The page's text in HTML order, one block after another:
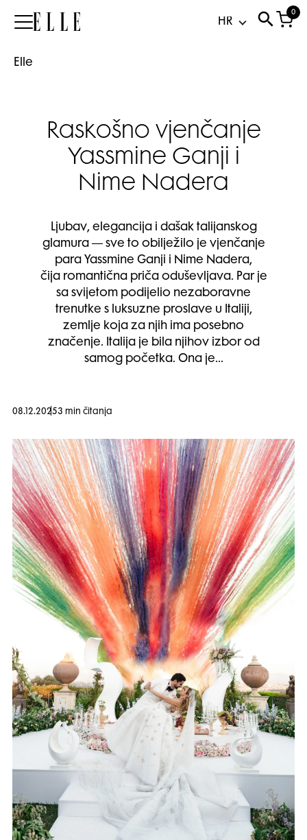
Elle
0
Elle
Raskošno vjenčanje
Yassmine Ganji i
Nime Nadera
Ljubav, elegancija i dašak talijanskog
glamura — sve to obilježilo je vjenčanje
para Yassmine Ganji i Nime Nadera,
čija romantična priča oduševljava. Par je
sa svijetom podijelio nezaboravne
trenutke s luksuzne proslave u Italiji,
zemlje koja za njih ima posebno
značenje. Italija je bila njihov izbor od
samog početka. Ona je…
08.12.20253 min čitanja